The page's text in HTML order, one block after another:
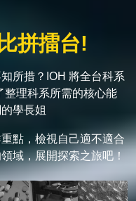
拼擂台!
所措？IOH 將全台科系
整理科系所需的核心能
學長姐
點，檢視自己適不適合
域，展開探索之旅吧！